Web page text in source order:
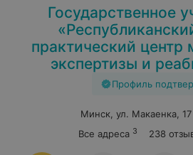
Государственное
практический центр
экспертизы и
Профиль
Минск, ул. Макаенка, 17
Все адреса 3 238